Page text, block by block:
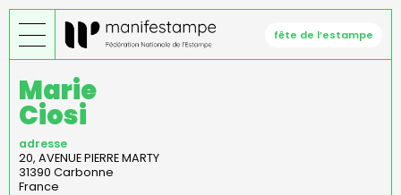
Aller
au
contenu
fête de l’estampe
Marie
Ciosi
adresse
20, AVENUE PIERRE MARTY
31390 Carbonne
France